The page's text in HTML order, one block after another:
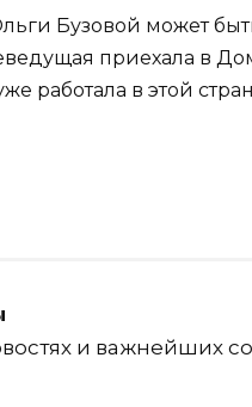
Бузовой может
приехала в
работала в этой
и важнейших